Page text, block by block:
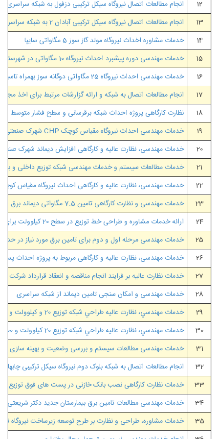
12
انجام مطالعات اتصال نیروگاه سیکل ترکیبی دزفول به شبکه سراسری
13
انجام مطالعات اتصال نیروگاه سیکل ترکیبی آبادان 2 به شبکه سراسری برق کشور و اخذ مجوز اتصال به شبکه نیروگاه مذکور
14
خدمات مشاوره اخداث نیروگاه مولد گاز سوز 5 مگاواتی سایپا
15
خدمات مهندسی دوره پیشبرد احداث نیروگاه 10 مگاواتی در شهرستان نیشابور
16
خدمات مهندسی احداث نیروگاه 25 مگاواتی دوگانه سوز بهمراه تاسیسات آب شیرین کن بندر شهید بهشتی چابهار
17
انجام مطالعات اتصال به شبکه و ارائه گزارشات مرتبط برای اخذ مجوز احداث نیروگاه
18
نظارت کارگاهی پروژه احداث شبکه برقرسانی و سطح فشار متوسط
19
خدمات مهندسی احداث نیروگاه مقیاس کوچک CHP شهرک صنعتی عباس آباد
20
خدمات مهندسی، نظارت عالیه و کارگاهی افزایش دیماند شهرک صنعتی دارویی
21
خدمات مطالعات سیستم و خدمات مهندسی شبکه توزیع داخلی و
22
خدمات مهندسی، نظارت عالیه و کارگاهی احداث نیروگاه مقیاس کوچک
23
خدمات مهندسی و نظارت کارگاهی تامین 7.5 مگاواتی دیماند برق
24
ارائه خدمات مشاوره و طراحی خط توزیع در سطح 20 کیلوولت برای کارخانه شمش و روی دارزین
25
خدمات مهندسی مرحله اول و دوم برای تامین برق مورد نیاز در حدود 20 مگاوات از طریق شبکه اصلی برای کارخانه
26
خدمات مهندسی، نظارت عالیه و کارگاهی مربوط به پروژه احداث پست برق و اصلاح شبکه توزیع
27
خدمات نظارت عالیه بر فرایند انجام مناقصه و انعقاد قرارداد شرکت شهرک
28
خدمات مهندسی و امکان سنجی تامین دیماند از شبکه سراسری
29
خدمات مهندسي، نظارت عاليه طراحي شبكه توزيع 20 و کيلوولت و 400 ولت بهمراه سيستم روشنايي 80 هكتار منطقه مسكوني در حاشيه چابهار (شهرک ميرآباد)
30
خدمات مهندسي، نظارت عاليه طراحي شبكه توزيع 20 کيلوولت و 400 ولت بهمراه سيستم روشنايي 40 هكتار منطقه مسكوني در حاشيه چابهار (شهرک مرادآباد)
31
خدمات مهندسی مطالعات سیستم و بررسی وضعیت و بهینه سازی
32
انجام مطالعات اتصال به شبکه بلوک دوم نیروگاه سیکل ترکیبی
33
خدمات نظارت کارگاهی نصب بانک خازنی در پست های فوق توزیع
34
خدمات مهندسی مطالعات تامین برق بیمارستان جدید دکتر شریعتی
35
خدمات مشاوره، طراحی و نظارت بر طرح توسعه زیرساخت نیروگاه